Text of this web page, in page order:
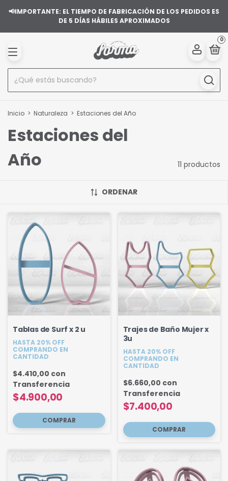
📢IMPORTANTE: EL TIEMPO DE FABRICACIÓN DE LOS PEDIDOS ES
DE 5 DÍAS HÁBILES APROXIMADOS
0
Inicio > Naturaleza > Estaciones del Año
Estaciones del
Año
11 productos
ORDENAR
Tablas de Surf x 2 u
HASTA 20% OFF
COMPRANDO EN
CANTIDAD
$4.900,00
$4.410,00 con
Transferencia
Trajes de Baño Mujer x
3u
HASTA 20% OFF
COMPRANDO EN
CANTIDAD
$7.400,00
$6.660,00 con
Transferencia